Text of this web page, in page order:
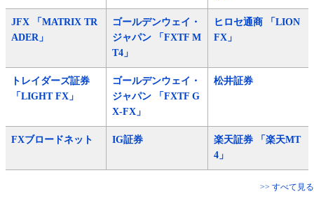
JFX 「MATRIX TR
ADER」
ゴールデンウェイ・
ジャパン 「FXTF M
T4」
ヒロセ通商 「LION
FX」
トレイダーズ証券
「LIGHT FX」
ゴールデンウェイ・
ジャパン 「FXTF G
X-FX」
松井証券
FXブロードネット IG証券
楽天証券 「楽天MT
4」
>> すべて見る